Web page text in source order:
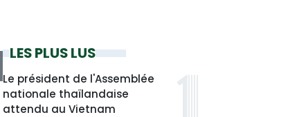
LES PLUS LUS
Le président de l'Assemblée
nationale thaïlandaise
attendu au Vietnam